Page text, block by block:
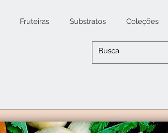
Fruteiras Substratos Coleções